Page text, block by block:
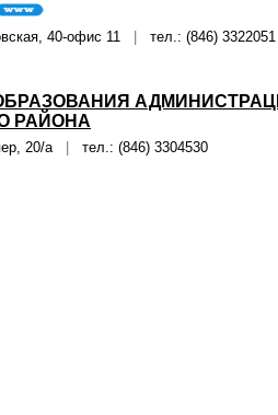
40-офис 11 тел.: (846) 3322051
РАЙОНА
20/а тел.: (846) 3304530